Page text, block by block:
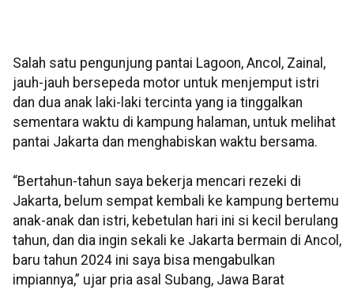
Salah satu pengunjung pantai Lagoon, Ancol, Zainal,
jauh-jauh bersepeda motor untuk menjemput istri
dan dua anak laki-laki tercinta yang ia tinggalkan
sementara waktu di kampung halaman, untuk melihat
pantai Jakarta dan menghabiskan waktu bersama.
“Bertahun-tahun saya bekerja mencari rezeki di
Jakarta, belum sempat kembali ke kampung bertemu
anak-anak dan istri, kebetulan hari ini si kecil berulang
tahun, dan dia ingin sekali ke Jakarta bermain di Ancol,
baru tahun 2024 ini saya bisa mengabulkan
impiannya,” ujar pria asal Subang, Jawa Barat